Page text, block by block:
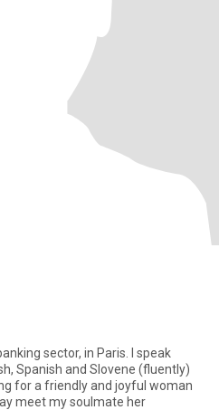
sector, in Paris. I speak
Spanish and Slovene (fluently)
for a friendly and joyful woman
meet my soulmate her